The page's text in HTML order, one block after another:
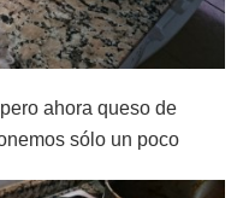
ahora queso de
sólo un poco